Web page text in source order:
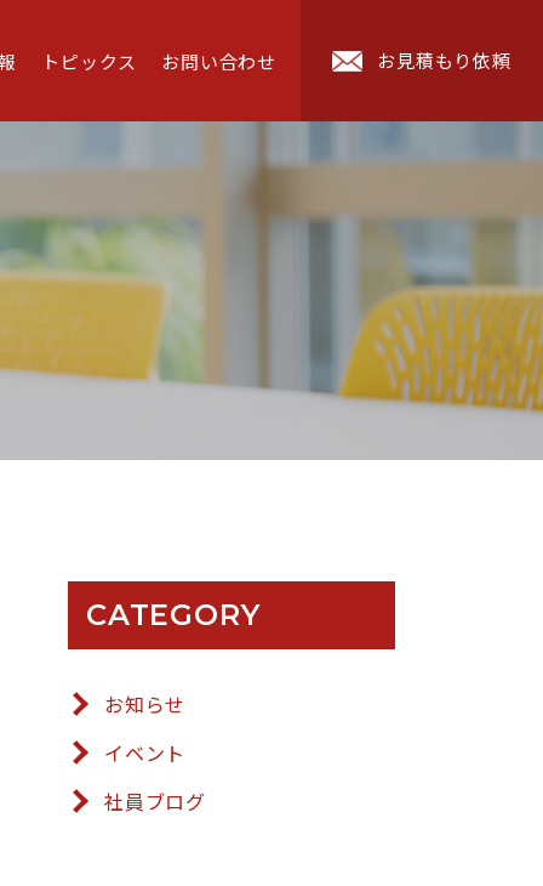
トピックス お問い合わせ お見積もり依頼
CATEGORY
お知らせ
イベント
社員ブログ